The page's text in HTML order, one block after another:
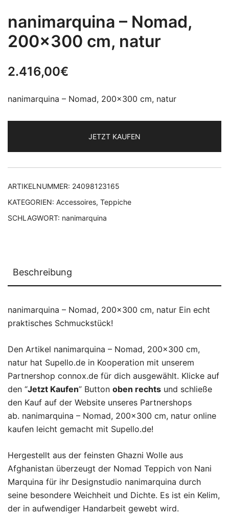
nanimarquina – Nomad,
200×300 cm, natur
2.416,00€
nanimarquina – Nomad, 200×300 cm, natur
JETZT KAUFEN
ARTIKELNUMMER: 24098123165
KATEGORIEN: Accessoires, Teppiche
SCHLAGWORT: nanimarquina
Beschreibung
nanimarquina – Nomad, 200×300 cm, natur Ein echt
praktisches Schmuckstück!
Den Artikel nanimarquina – Nomad, 200×300 cm,
natur hat Supello.de in Kooperation mit unserem
Partnershop connox.de für dich ausgewählt. Klicke auf
den “Jetzt Kaufen” Button oben rechts und schließe
den Kauf auf der Website unseres Partnershops
ab. nanimarquina – Nomad, 200×300 cm, natur online
kaufen leicht gemacht mit Supello.de!
Hergestellt aus der feinsten Ghazni Wolle aus
Afghanistan überzeugt der Nomad Teppich von Nani
Marquina für ihr Designstudio nanimarquina durch
seine besondere Weichheit und Dichte. Es ist ein Kelim,
der in aufwendiger Handarbeit gewebt wird.